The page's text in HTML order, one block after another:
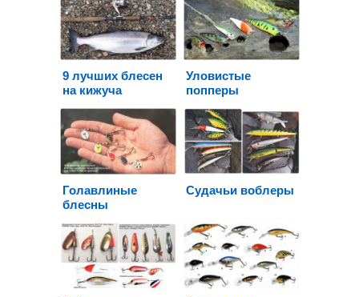
9 лучших блесен
на кижуча
Уловистые
попперы
Голавлиные
блесны
Судачьи воблеры